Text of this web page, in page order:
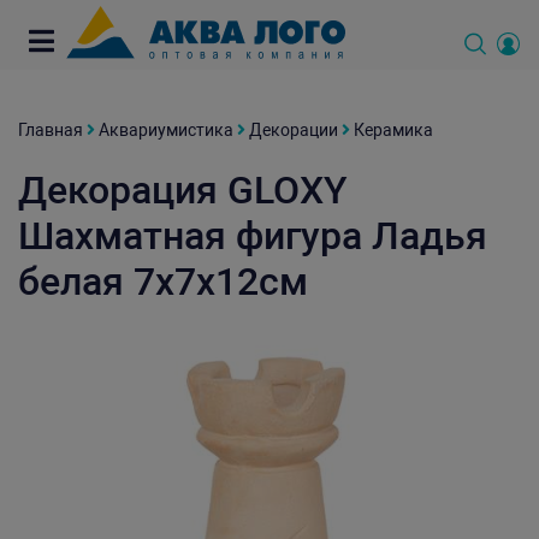
Главная Аквариумистика Декорации Керамика
Декорация GLOXY
Шахматная фигура Ладья
белая 7х7х12см